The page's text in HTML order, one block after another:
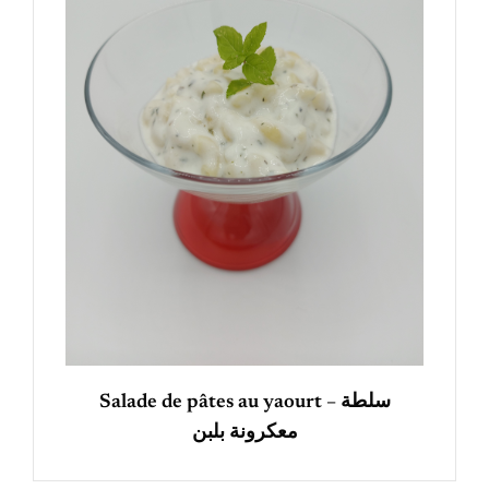
Salade de pâtes au yaourt – سلطة
معكرونة بلبن